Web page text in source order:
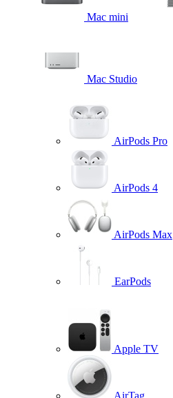
Mac mini
Mac Studio
AirPods Pro
AirPods 4
AirPods Max
EarPods
Apple TV